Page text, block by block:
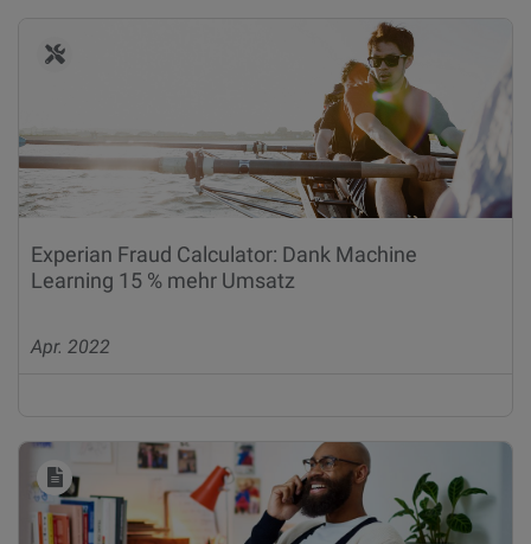
Experian Fraud Calculator: Dank Machine
Learning 15 % mehr Umsatz
Apr. 2022